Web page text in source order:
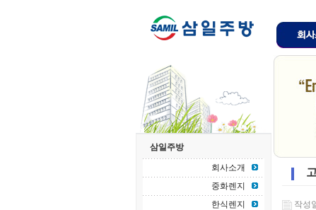
삼일주방
회사소개
중화렌지
한식렌지
작성